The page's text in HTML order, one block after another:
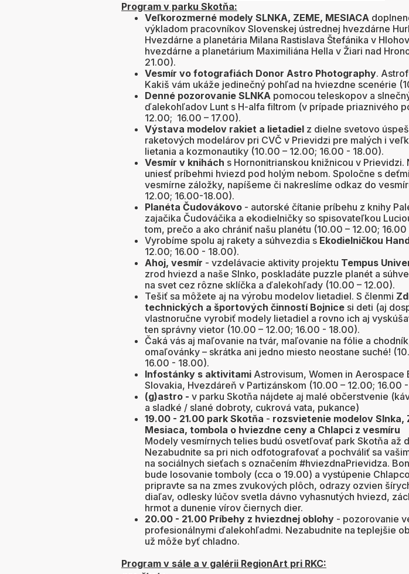
Program v parku Skotňa:
Veľkorozmerné modely SLNKA, ZEME, MESIACA
výkladom pracovníkov Slovenskej ústrednej hvezdárne
Hvezdárne a planetária Milana Rastislava Štefánika v
hvezdárne a planetárium Maximiliána Hella v Žiari nad
21.00).
Vesmír vo fotografiách Donor Astro Photography.
Kakiš vám ukáže jedinečný pohľad na hviezdne scenérie
Denné pozorovanie SLNKA pomocou teleskopov a
ďalekohľadov Lunt s H-alfa filtrom (v prípade priaznivého
12.00; 16.00 – 17.00).
Výstava modelov rakiet a lietadiel z dielne svetovo
raketových modelárov pri CVČ v Prievidzi pre malých i
lietania a kozmonautiky (10.00 – 12.00; 16.00 - 18.00).
Vesmír v knihách s Hornonitrianskou knižnicou v Prievidzi.
uniesť príbehmi hviezd pod holým nebom. Spoločne s
vesmírne záložky, napíšeme či nakreslíme odkaz do
12.00; 16.00-18.00).
Planéta Čudovákovo - autorské čítanie príbehu z knihy
zajačika Čudováčika a ekodielničky so spisovateľkou
tom, prečo a ako chrániť našu planétu (10.00 – 12.00;
Vyrobíme spolu aj rakety a súhvezdia s Ekodielničkou
12.00; 16.00 - 18.00).
Ahoj, vesmír - vzdelávacie aktivity projektu Tempus
zrod hviezd a naše Slnko, poskladáte puzzle planét a
na svet cez rôzne sklíčka a ďalekohľady (10.00 – 12.00).
Tešiť sa môžete aj na výrobu modelov lietadiel. S členmi
technických a športových činností Bojnice si deti (aj
vlastnoručne vyrobiť modely lietadiel a rovno ich aj
ten správny vietor (10.00 – 12.00; 16.00 - 18.00).
Čaká vás aj maľovanie na tvár, maľovanie na fólie a
omaľovánky – skrátka ani jedno miesto neostane suché!
16.00 - 18.00).
Infostánky s aktivitami Astrovisum, Women in Aerospace
Slovakia, Hvezdáreň v Partizánskom (10.00 – 12.00; 16.00
(g)astro - v parku Skotňa nájdete aj malé občerstvenie
a sladké / slané dobroty, cukrová vata, pukance)
19.00 - 21.00 park Skotňa - rozsvietenie modelov Slnka,
Mesiaca, tombola o hviezdne ceny a Chlapci z vesmíru
Modely vesmírnych telies budú osvetľovať park Skotňa až
Nezabudnite sa pri nich odfotografovať a pochváliť sa
na sociálnych sieťach s označením #hviezdnaPrievidza.
bude losovanie tomboly (cca o 19.00) a vystúpenie
pripravte sa na zmes zvukových plôch, odrazy ozvien
diaľav, odlesky lúčov svetla dávno vyhasnutých hviezd,
hrmot a dunenie vírov čiernych dier.
20.00 - 21.00 Príbehy z hviezdnej oblohy - pozorovanie
profesionálnymi ďalekohľadmi. Nezabudnite na teplejšie
už môže byť chladno.
Program v sále a v galérii RegionArt pri RKC: